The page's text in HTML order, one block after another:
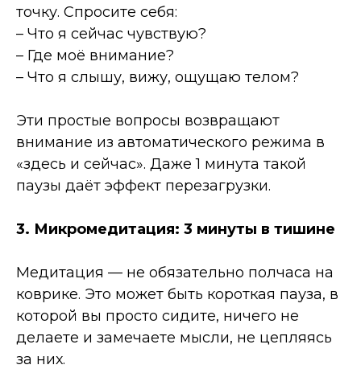
точку. Спросите себя:
– Что я сейчас чувствую?
– Где моё внимание?
– Что я слышу, вижу, ощущаю телом?
Эти простые вопросы возвращают
внимание из автоматического режима в
«здесь и сейчас». Даже 1 минута такой
паузы даёт эффект перезагрузки.
3. Микромедитация: 3 минуты в тишине
Медитация — не обязательно полчаса на
коврике. Это может быть короткая пауза, в
которой вы просто сидите, ничего не
делаете и замечаете мысли, не цепляясь
за них.